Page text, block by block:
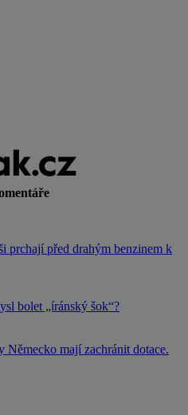
prchají před drahým benzinem k
bolet „íránský šok“?
Německo mají zachránit dotace.